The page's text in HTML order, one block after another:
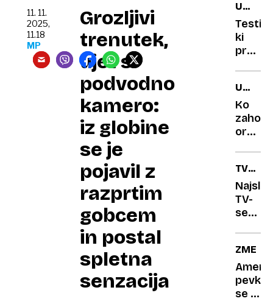
Grozljivi
trenutek,
ujet s
podvodno
kamero:
iz globine
se je
pojavil z
razprtim
gobcem
in postal
spletna
senzacija
11. 11.
2025,
11.18
MP
Testi,
ki
so
Ko
orodje
orožje
TV-
SERIJA
TV-
serija
ZMEDA
pevka
se je